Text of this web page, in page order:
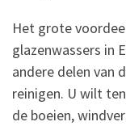
Het grote
glazenwassers in
andere delen van
reinigen. U wilt
de boeien,